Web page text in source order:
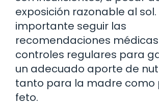
exposición razonable al sol.
importante seguir las
recomendaciones
controles regulares para
un adecuado aporte de
tanto para la madre como
feto.